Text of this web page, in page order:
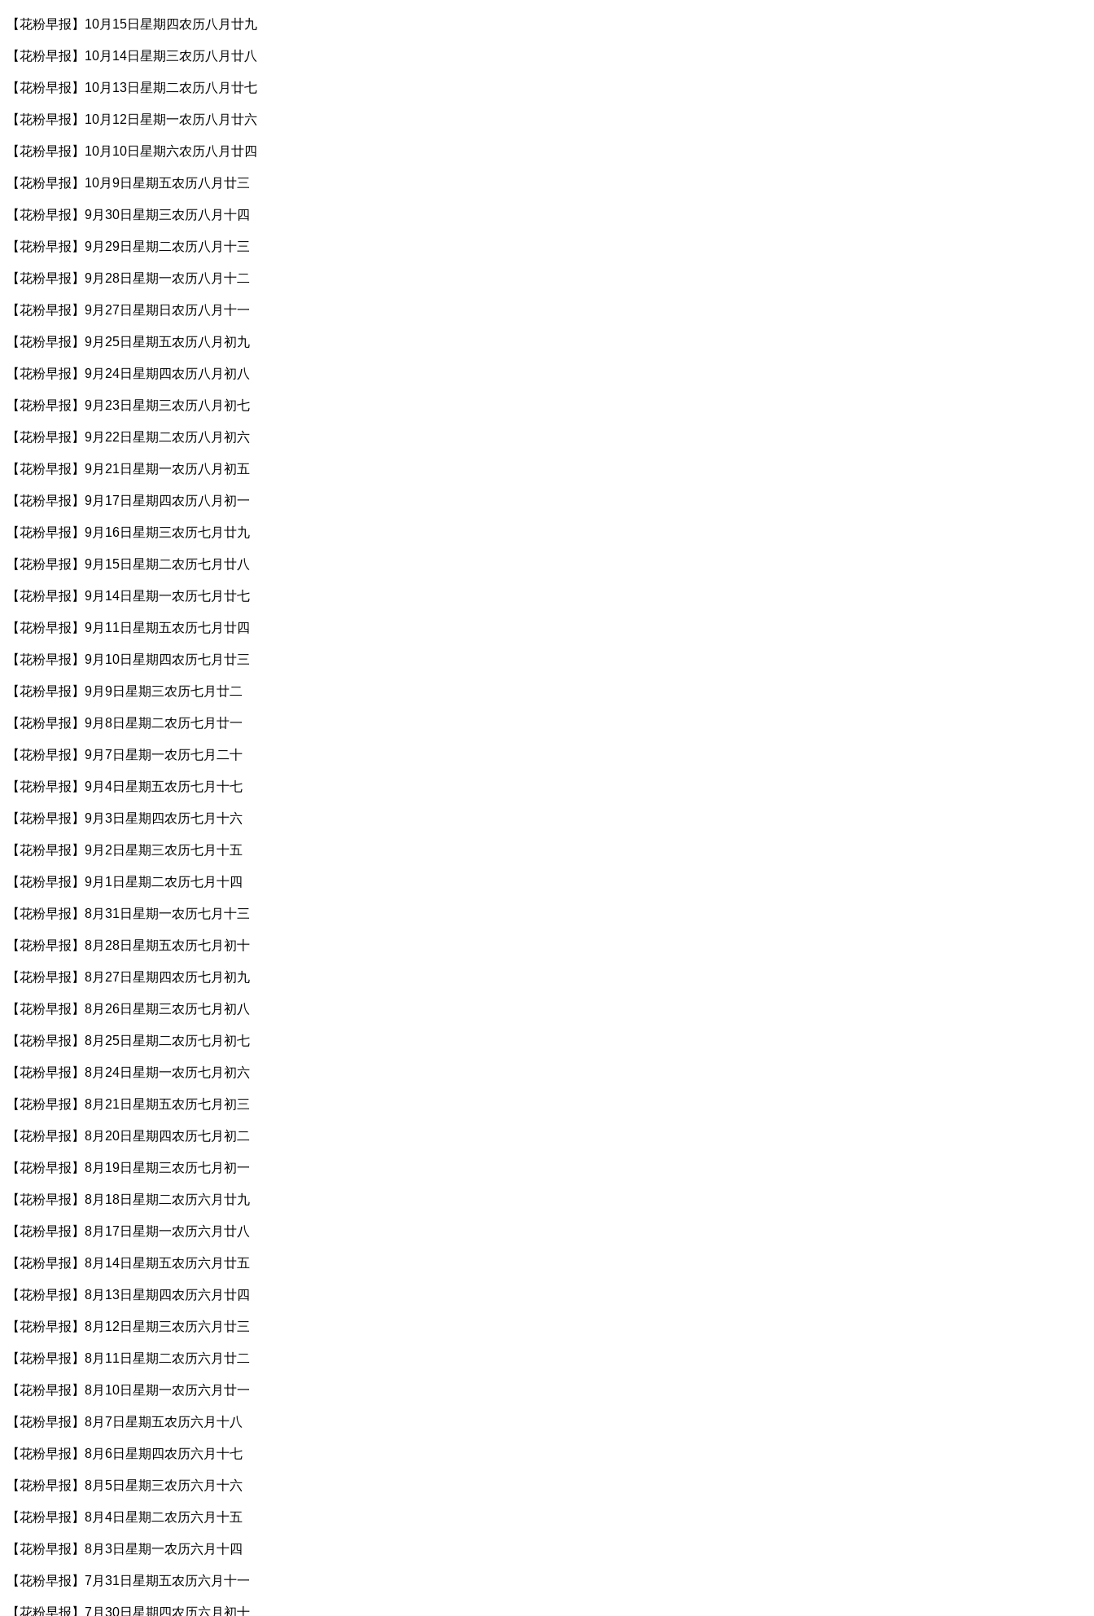
【花粉早报】10月15日星期四农历八月廿九
【花粉早报】10月14日星期三农历八月廿八
【花粉早报】10月13日星期二农历八月廿七
【花粉早报】10月12日星期一农历八月廿六
【花粉早报】10月10日星期六农历八月廿四
【花粉早报】10月9日星期五农历八月廿三
【花粉早报】9月30日星期三农历八月十四
【花粉早报】9月29日星期二农历八月十三
【花粉早报】9月28日星期一农历八月十二
【花粉早报】9月27日星期日农历八月十一
【花粉早报】9月25日星期五农历八月初九
【花粉早报】9月24日星期四农历八月初八
【花粉早报】9月23日星期三农历八月初七
【花粉早报】9月22日星期二农历八月初六
【花粉早报】9月21日星期一农历八月初五
【花粉早报】9月17日星期四农历八月初一
【花粉早报】9月16日星期三农历七月廿九
【花粉早报】9月15日星期二农历七月廿八
【花粉早报】9月14日星期一农历七月廿七
【花粉早报】9月11日星期五农历七月廿四
【花粉早报】9月10日星期四农历七月廿三
【花粉早报】9月9日星期三农历七月廿二
【花粉早报】9月8日星期二农历七月廿一
【花粉早报】9月7日星期一农历七月二十
【花粉早报】9月4日星期五农历七月十七
【花粉早报】9月3日星期四农历七月十六
【花粉早报】9月2日星期三农历七月十五
【花粉早报】9月1日星期二农历七月十四
【花粉早报】8月31日星期一农历七月十三
【花粉早报】8月28日星期五农历七月初十
【花粉早报】8月27日星期四农历七月初九
【花粉早报】8月26日星期三农历七月初八
【花粉早报】8月25日星期二农历七月初七
【花粉早报】8月24日星期一农历七月初六
【花粉早报】8月21日星期五农历七月初三
【花粉早报】8月20日星期四农历七月初二
【花粉早报】8月19日星期三农历七月初一
【花粉早报】8月18日星期二农历六月廿九
【花粉早报】8月17日星期一农历六月廿八
【花粉早报】8月14日星期五农历六月廿五
【花粉早报】8月13日星期四农历六月廿四
【花粉早报】8月12日星期三农历六月廿三
【花粉早报】8月11日星期二农历六月廿二
【花粉早报】8月10日星期一农历六月廿一
【花粉早报】8月7日星期五农历六月十八
【花粉早报】8月6日星期四农历六月十七
【花粉早报】8月5日星期三农历六月十六
【花粉早报】8月4日星期二农历六月十五
【花粉早报】8月3日星期一农历六月十四
【花粉早报】7月31日星期五农历六月十一
【花粉早报】7月30日星期四农历六月初十